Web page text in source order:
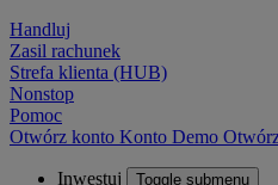
Handluj
Zasil rachunek
Strefa klienta (HUB)
Nonstop
Pomoc
Otwórz konto Konto Demo
Inwestuj Toggle submenu